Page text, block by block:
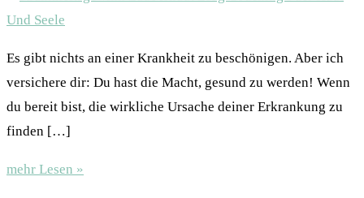
Es gibt nichts an einer Krankheit zu beschönigen. Aber ich
versichere dir: Du hast die Macht, gesund zu werden! Wenn
du bereit bist, die wirkliche Ursache deiner Erkrankung zu
finden […]
mehr Lesen »